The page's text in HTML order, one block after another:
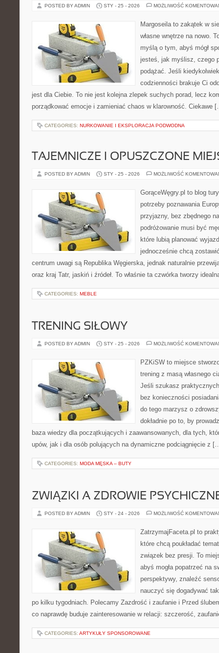
POSTED BY ADMIN STY - 25 - 2026 MOŻLIWOŚĆ
Margoseila to zakątek w
własne wnętrze na nowo.
myślą o tym, abyś mógł
jesteś, jak myślisz, czego
podążać. Jeśli
codzienności brakuje Ci
jest dla Ciebie. To nie jest kolejna zlepek suchych porad, lecz
porządkować emocje i zamieniać chaos w klarowność. Ciekawe
CATEGORIES: NURKOWANIE I EKSPLORACJA PODWODNA
TAJEMNICZE I OPUSZCZONE
POSTED BY ADMIN STY - 25 - 2026 MOŻLIWOŚĆ
GorąceWęgry.pl to blog
potrzeby poznawania
przyjazny, bez zbędnego
podróżowanie musi być
które lubią planować
jednocześnie chcą
centrum uwagi są Republika Węgierska, jednak naturalnie
oraz kraj Tatr, jaskiń i źródeł. To właśnie ta czwórka tworzy
CATEGORIES: MEBLE
TRENING SIŁOWY
POSTED BY ADMIN STY - 25 - 2026 MOŻLIWOŚĆ
PZKiSW to miejsce
trening z masą własnego
Jeśli szukasz
bez konieczności
do tego marzysz o
dokładnie po to, by
baza wiedzy dla początkujących i zaawansowanych, dla tych,
upów, jak i dla osób polujących na dynamiczne podciągnięcie z
CATEGORIES: MODA MĘSKA – BUTY
ZWIĄZKI A ZDROWIE
POSTED BY ADMIN STY - 24 - 2026 MOŻLIWOŚĆ
ZatrzymajFaceta.pl to
które chcą poukładać
związek bez presji. To
abyś mogła popatrzeć na
perspektywy, znaleźć
nauczyć się dogadywać
po kilku tygodniach. Polecamy Zazdrość i zaufanie i Przed
co naprawdę buduje zainteresowanie w relacji: szczerość,
CATEGORIES: ARTYKUŁY SPONSOROWANE